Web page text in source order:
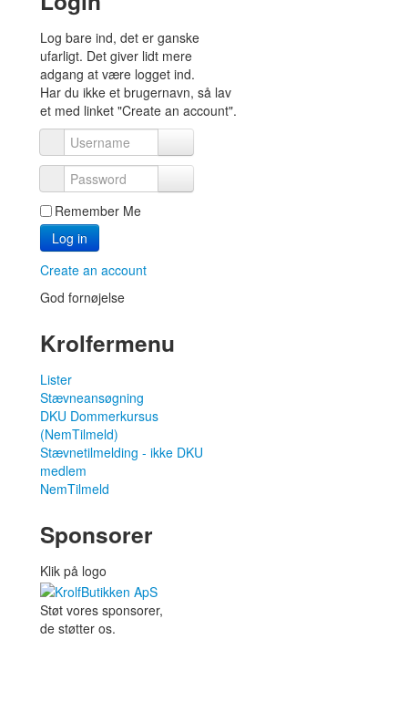
Log bare ind, det er ganske
ufarligt. Det giver lidt mere
adgang at være logget ind.
Har du ikke et brugernavn, så lav
et med linket "Create an account".
Username
Password
Remember Me
Log in
Create an account
God fornøjelse
Krolfermenu
Lister
Stævneansøgning
DKU Dommerkursus
(NemTilmeld)
Stævnetilmelding - ikke DKU
medlem
NemTilmeld
Sponsorer
Klik på logo
Støt vores sponsorer,
de støtter os.